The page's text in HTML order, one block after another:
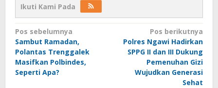
Ikuti Kami Pada
Navigasi
pos
Pos sebelumnya
Sambut Ramadan,
Polantas Trenggalek
Masifkan Polbindes,
Seperti Apa?
Pos berikutnya
Polres Ngawi Hadirkan
SPPG II dan III Dukung
Pemenuhan Gizi
Wujudkan Generasi
Sehat